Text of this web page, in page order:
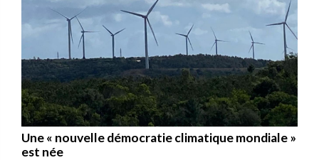
Une « nouvelle démocratie climatique mondiale »
est née